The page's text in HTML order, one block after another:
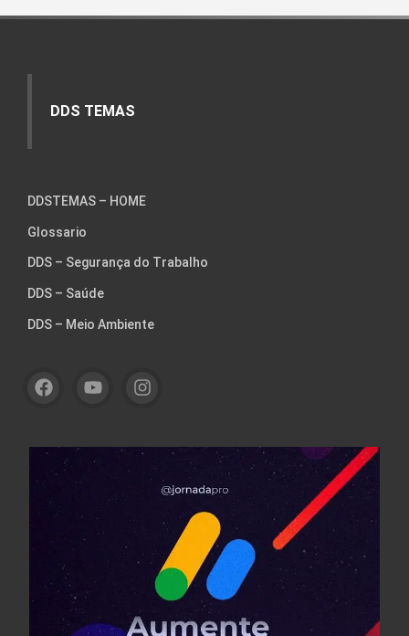
DDS TEMAS
DDSTEMAS – HOME
Glossario
DDS – Segurança do Trabalho
DDS – Saúde
DDS – Meio Ambiente